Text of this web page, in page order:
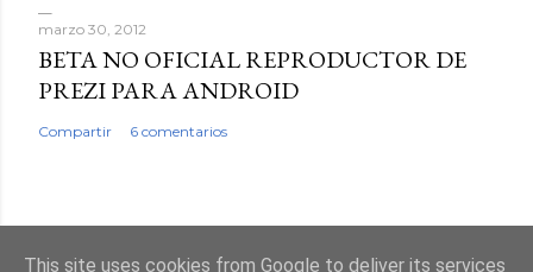
marzo 30, 2012
BETA NO OFICIAL REPRODUCTOR DE
PREZI PARA ANDROID
Compartir 6 comentarios
This site uses cookies from Google to deliver its services